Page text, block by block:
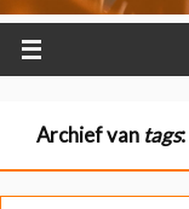
Archief van tags: